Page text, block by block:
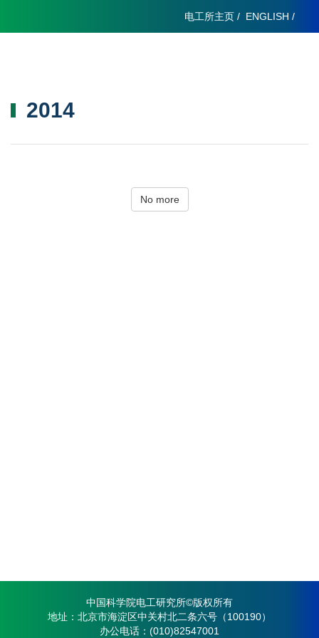
电工所主页 / ENGLISH /
2014
No more
中国科学院电工研究所©版权所有
地址：北京市海淀区中关村北二条六号（100190）
办公电话：(010)82547001